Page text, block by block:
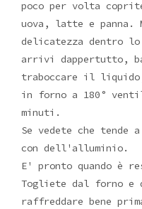
poco per volta
uova, latte e panna.
delicatezza dentro
arrivi dappertutto,
traboccare il
in forno a 180°
minuti.
Se vedete che
con dell'alluminio.
E' pronto quando è
Togliete dal forno e
raffreddare bene